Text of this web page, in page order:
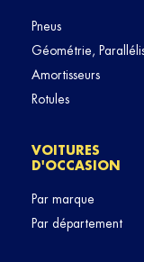
Pneus
Géométrie,
Amortisseurs
Rotules
VOITURES
D'OCCASION
Par marque
Par département